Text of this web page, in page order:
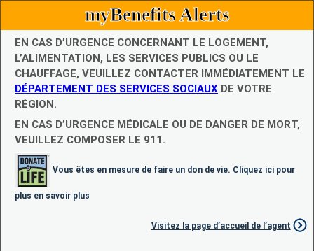
myBenefits Alerts
EN CAS D’URGENCE CONCERNANT LE LOGEMENT,
L’ALIMENTATION, LES SERVICES PUBLICS OU LE
CHAUFFAGE, VEUILLEZ CONTACTER IMMÉDIATEMENT LE
DÉPARTEMENT DES SERVICES SOCIAUX DE VOTRE
RÉGION.
EN CAS D’URGENCE MÉDICALE OU DE DANGER DE MORT,
VEUILLEZ COMPOSER LE 911.
Vous êtes en mesure de faire un don de vie. Cliquez ici pour
plus en savoir plus
Visitez la page d’accueil de l’agent